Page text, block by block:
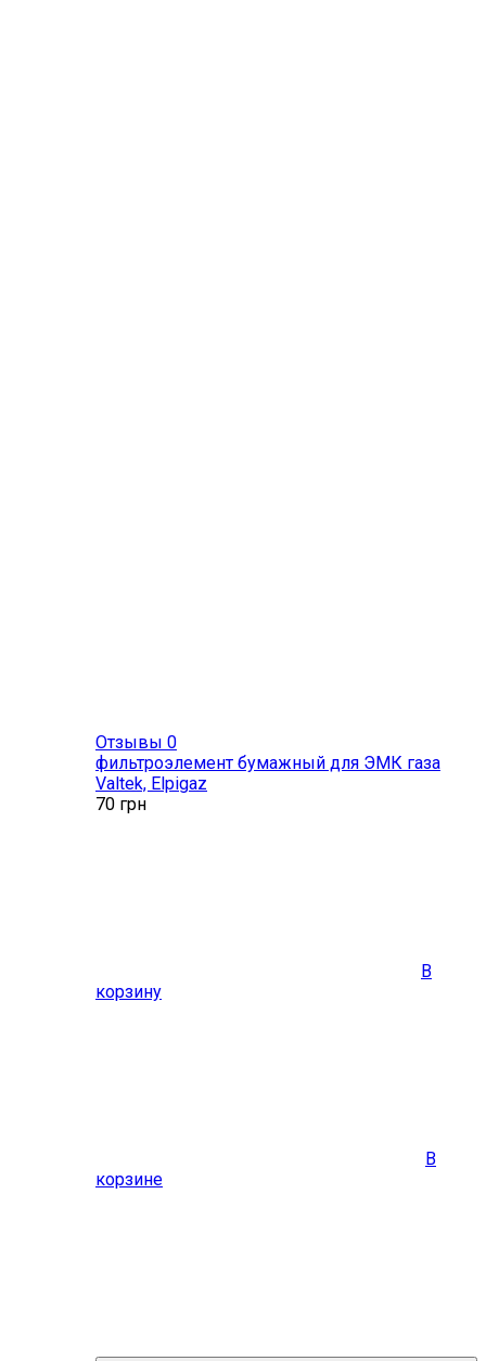
Отзывы 0
фильтроэлемент бумажный для ЭМК газа
Valtek, Elpigaz
70 грн
В
корзину
В
корзине